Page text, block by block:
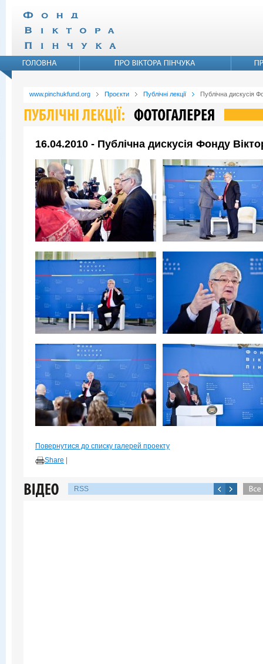
www.pinchukfund.org Проєкти Публічні лекції Публічна дискусія
16.04.2010 - Публічна дискусія Фонду
Повернутися до списку галерей проекту
Share
RSS